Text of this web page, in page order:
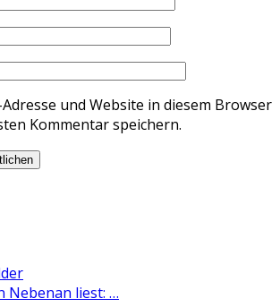
und Website in diesem Browser
Kommentar speichern.
Nebenan liest: …